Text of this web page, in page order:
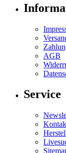
AGB
Service